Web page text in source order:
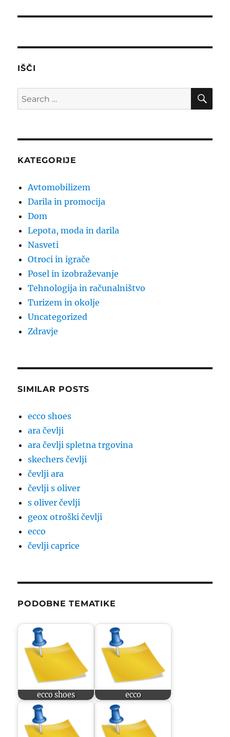
IŠČI
Search
for:
KATEGORIJE
Avtomobilizem
Darila in promocija
Dom
Lepota, moda in darila
Nasveti
Otroci in igrače
Posel in izobraževanje
Tehnologija in računalništvo
Turizem in okolje
Uncategorized
Zdravje
SIMILAR POSTS
ecco shoes
ara čevlji
ara čevlji spletna trgovina
skechers čevlji
čevlji ara
čevlji s oliver
s oliver čevlji
geox otroški čevlji
ecco
čevlji caprice
PODOBNE TEMATIKE
ecco shoes ecco